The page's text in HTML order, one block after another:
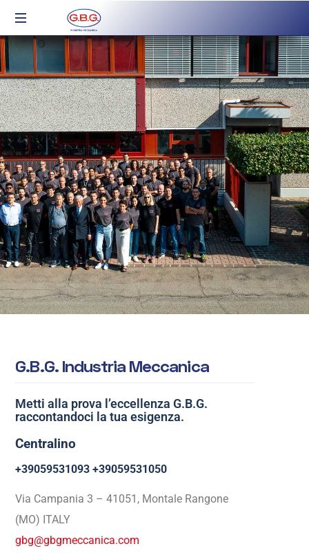
Industria
Meccanica
G.B.G. Industria Meccanica
Metti alla prova l’eccellenza G.B.G.
raccontandoci la tua esigenza.
Centralino
+39059531093 +39059531050
Via Campania 3 – 41051, Montale Rangone
(MO) ITALY​
gbg@gbgmeccanica.com